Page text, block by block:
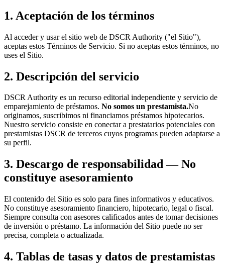
1. Aceptación de los términos
Al acceder y usar el sitio web de DSCR Authority ("el Sitio"),
aceptas estos Términos de Servicio. Si no aceptas estos términos, no
uses el Sitio.
2. Descripción del servicio
DSCR Authority es un recurso editorial independiente y servicio de
emparejamiento de préstamos. No somos un prestamista.No
originamos, suscribimos ni financiamos préstamos hipotecarios.
Nuestro servicio consiste en conectar a prestatarios potenciales con
prestamistas DSCR de terceros cuyos programas pueden adaptarse a
su perfil.
3. Descargo de responsabilidad — No
constituye asesoramiento
El contenido del Sitio es solo para fines informativos y educativos.
No constituye asesoramiento financiero, hipotecario, legal o fiscal.
Siempre consulta con asesores calificados antes de tomar decisiones
de inversión o préstamo. La información del Sitio puede no ser
precisa, completa o actualizada.
4. Tablas de tasas y datos de prestamistas